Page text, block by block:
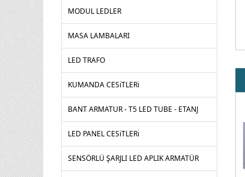
MODUL LEDLER
MASA LAMBALARI
LED TRAFO
KUMANDA CESiTLERi
BANT ARMATUR - T5 LED TUBE - ETANJ
LED PANEL CESiTLERi
SENSÖRLÜ ŞARJLI LED APLIK ARMATÜR